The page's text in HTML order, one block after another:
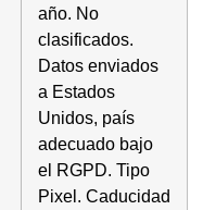
año. No
clasificados.
Datos enviados
a Estados
Unidos, país
adecuado bajo
el RGPD. Tipo
Pixel. Caducidad